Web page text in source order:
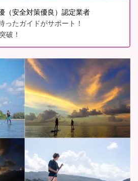
（安全対策優良）認定業者
ったガイドがサポート！
突破！